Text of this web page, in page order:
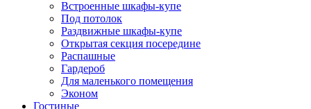
Встроенные шкафы-купе
Под потолок
Раздвижные шкафы-купе
Открытая секция посередине
Распашные
Гардероб
Для маленького помещения
Эконом
Гостиные